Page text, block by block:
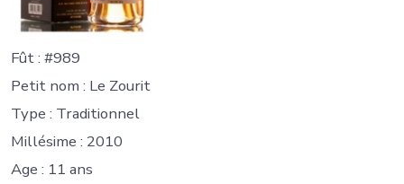
Fût : #989
Petit nom : Le Zourit
Type : Traditionnel
Millésime : 2010
Age : 11 ans